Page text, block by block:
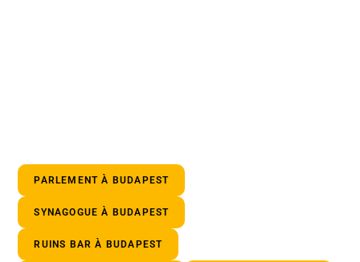
PARLEMENT À BUDAPEST
SYNAGOGUE À BUDAPEST
RUINS BAR À BUDAPEST